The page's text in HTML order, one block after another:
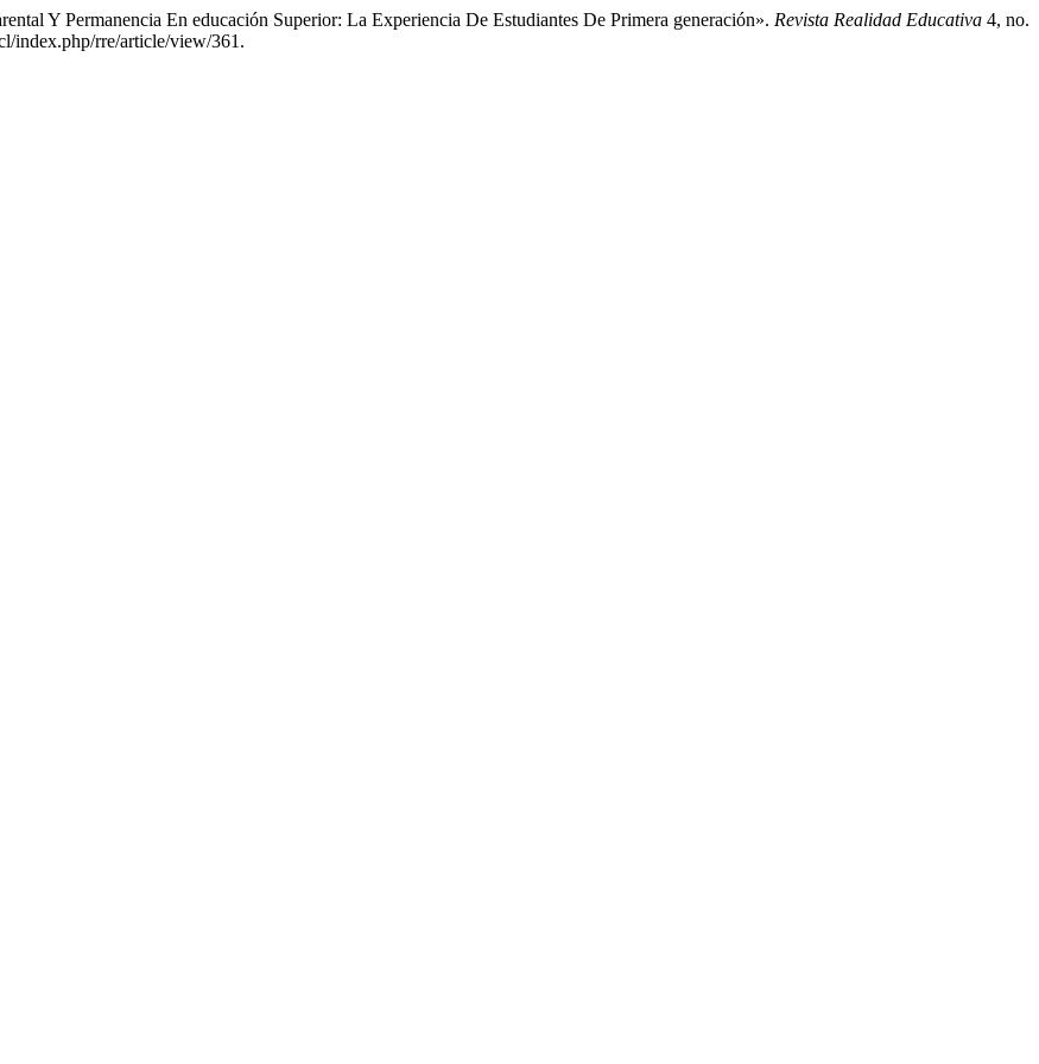
Y Permanencia En educación Superior: La Experiencia De Estudiantes De Primera generación». Revista Realidad Educativa 4, no.
index.php/rre/article/view/361.